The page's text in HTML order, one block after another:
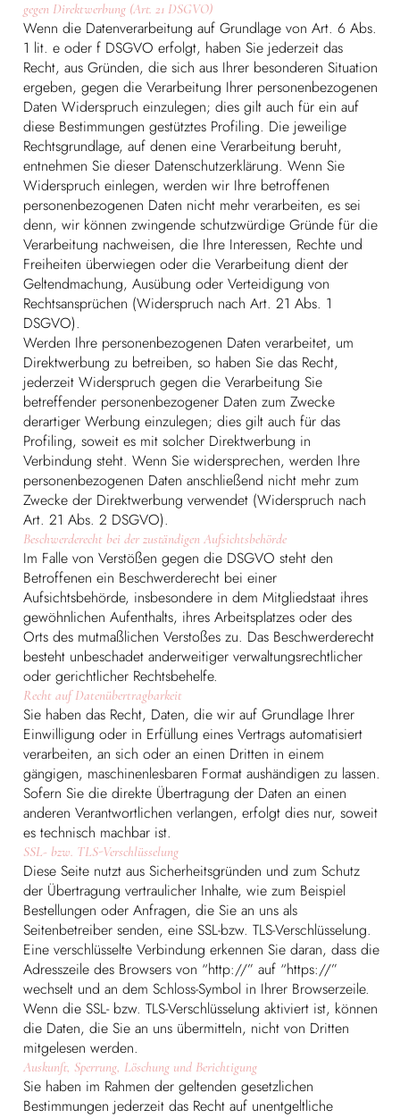
gegen Direktwerbung (Art. 21 DSGVO)
Wenn die Datenverarbeitung auf Grundlage von Art. 6 Abs.
1 lit. e oder f DSGVO erfolgt, haben Sie jederzeit das
Recht, aus Gründen, die sich aus Ihrer besonderen Situation
ergeben, gegen die Verarbeitung Ihrer personenbezogenen
Daten Widerspruch einzulegen; dies gilt auch für ein auf
diese Bestimmungen gestütztes Profiling. Die jeweilige
Rechtsgrundlage, auf denen eine Verarbeitung beruht,
entnehmen Sie dieser Datenschutzerklärung. Wenn Sie
Widerspruch einlegen, werden wir Ihre betroffenen
personenbezogenen Daten nicht mehr verarbeiten, es sei
denn, wir können zwingende schutzwürdige Gründe für die
Verarbeitung nachweisen, die Ihre Interessen, Rechte und
Freiheiten überwiegen oder die Verarbeitung dient der
Geltendmachung, Ausübung oder Verteidigung von
Rechtsansprüchen (Widerspruch nach Art. 21 Abs. 1
DSGVO).
Werden Ihre personenbezogenen Daten verarbeitet, um
Direktwerbung zu betreiben, so haben Sie das Recht,
jederzeit Widerspruch gegen die Verarbeitung Sie
betreffender personenbezogener Daten zum Zwecke
derartiger Werbung einzulegen; dies gilt auch für das
Profiling, soweit es mit solcher Direktwerbung in
Verbindung steht. Wenn Sie widersprechen, werden Ihre
personenbezogenen Daten anschließend nicht mehr zum
Zwecke der Direktwerbung verwendet (Widerspruch nach
Art. 21 Abs. 2 DSGVO).
Beschwerderecht bei der zuständigen Aufsichtsbehörde
Im Falle von Verstößen gegen die DSGVO steht den
Betroffenen ein Beschwerderecht bei einer
Aufsichtsbehörde, insbesondere in dem Mitgliedstaat ihres
gewöhnlichen Aufenthalts, ihres Arbeitsplatzes oder des
Orts des mutmaßlichen Verstoßes zu. Das Beschwerderecht
besteht unbeschadet anderweitiger verwaltungsrechtlicher
oder gerichtlicher Rechtsbehelfe.
Recht auf Datenübertragbarkeit
Sie haben das Recht, Daten, die wir auf Grundlage Ihrer
Einwilligung oder in Erfüllung eines Vertrags automatisiert
verarbeiten, an sich oder an einen Dritten in einem
gängigen, maschinenlesbaren Format aushändigen zu lassen.
Sofern Sie die direkte Übertragung der Daten an einen
anderen Verantwortlichen verlangen, erfolgt dies nur, soweit
es technisch machbar ist.
SSL- bzw. TLS-Verschlüsselung
Diese Seite nutzt aus Sicherheitsgründen und zum Schutz
der Übertragung vertraulicher Inhalte, wie zum Beispiel
Bestellungen oder Anfragen, die Sie an uns als
Seitenbetreiber senden, eine SSL-bzw. TLS-Verschlüsselung.
Eine verschlüsselte Verbindung erkennen Sie daran, dass die
Adresszeile des Browsers von “http://” auf “https://”
wechselt und an dem Schloss-Symbol in Ihrer Browserzeile.
Wenn die SSL- bzw. TLS-Verschlüsselung aktiviert ist, können
die Daten, die Sie an uns übermitteln, nicht von Dritten
mitgelesen werden.
Auskunft, Sperrung, Löschung und Berichtigung
Sie haben im Rahmen der geltenden gesetzlichen
Bestimmungen jederzeit das Recht auf unentgeltliche